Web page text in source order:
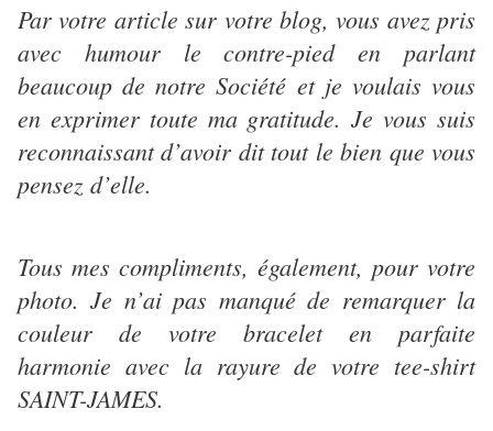
Par votre article sur votre blog, vous avez pris
avec humour le contre-pied en parlant
beaucoup de notre Société et je voulais vous
en exprimer toute ma gratitude. Je vous suis
reconnaissant d’avoir dit tout le bien que vous
pensez d’elle.
Tous mes compliments, également, pour votre
photo. Je n’ai pas manqué de remarquer la
couleur de votre bracelet en parfaite
harmonie avec la rayure de votre tee-shirt
SAINT-JAMES.